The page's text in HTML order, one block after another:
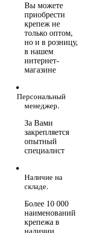
Вы можете
приобрести
крепеж не
только оптом,
но и в розницу,
в нашем
интернет-
магазине
Персональный
менеджер.
За Вами
закрепляется
опытный
специалист
Наличие на
складе.
Более 10 000
наименований
крепежа в
наличии